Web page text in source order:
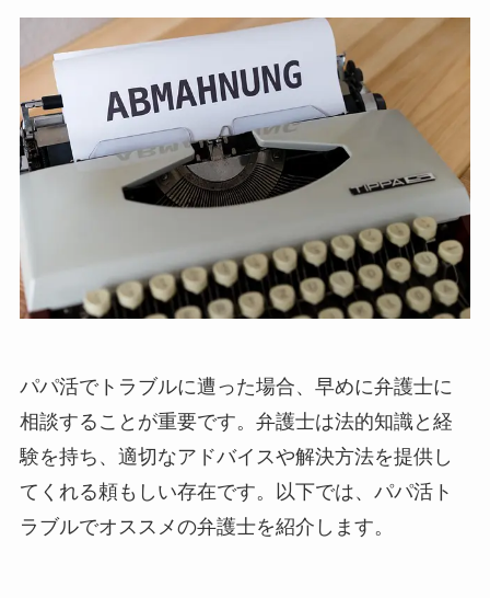
パパ活でトラブルに遭った場合、早めに弁護士に
相談することが重要です。弁護士は法的知識と経
験を持ち、適切なアドバイスや解決方法を提供し
てくれる頼もしい存在です。以下では、パパ活ト
ラブルでオススメの弁護士を紹介します。